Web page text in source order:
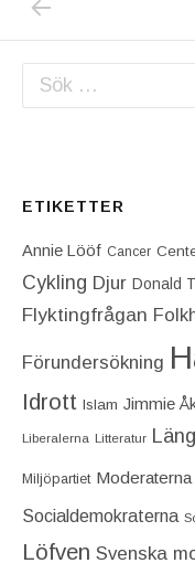
Sök efter:
ETIKETTER
Annie Lööf Cancer
Cykling Djur Donald
Flyktingfrågan
Förundersökning
Idrott Islam Jimmie
Liberalerna Litteratur
Miljöpartiet Moderaterna
Socialdemokraterna
Löfven Svenska